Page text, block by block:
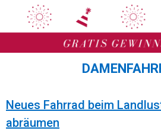
springen
springen
Neues Fahrrad beim
abräumen